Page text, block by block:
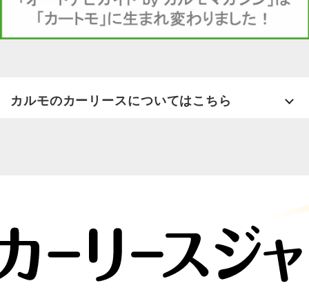
カルモのカーリースについてはこちら